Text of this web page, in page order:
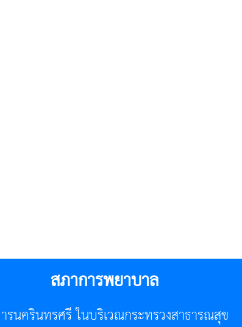
สภาการพยาบาล
รนครินทรศรี ในบริเวณกระทรวงสาธารณสุข